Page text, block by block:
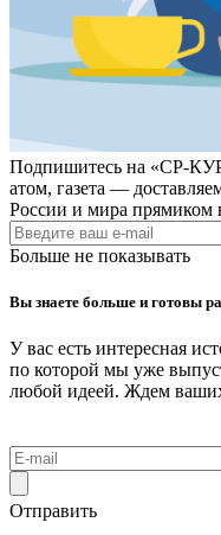
Подпишитесь на «СР-
атом, газета —
России и мира
Больше не показывать
Вы знаете больше и готовы
У вас есть интересная
по которой мы уже
любой идеей. Ждем
Отправить